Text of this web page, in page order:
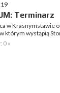
Terminarz
w Krasnymstawie
którym wystąpią
0 »